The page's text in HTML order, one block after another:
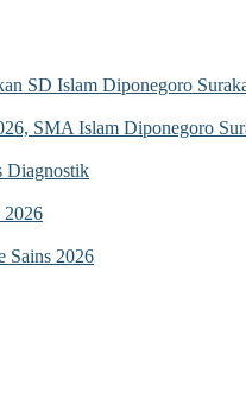
SD Islam Diponegoro
SMA Islam Diponegoro
Diagnostik
2026
Sains 2026